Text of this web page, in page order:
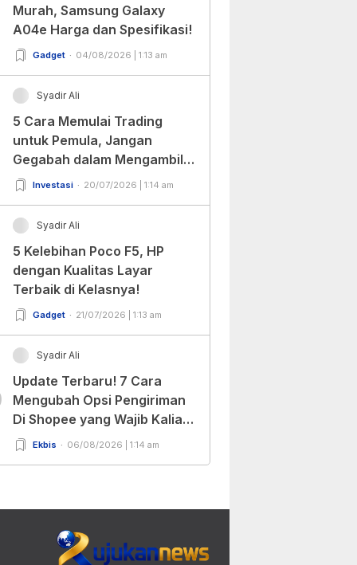
Murah, Samsung Galaxy
A04e Harga dan Spesifikasi!
Gadget 04/08/2026 | 1:13 am
Syadir Ali
5 Cara Memulai Trading
untuk Pemula, Jangan
Gegabah dalam Mengambil
Keputusan!
Investasi 20/07/2026 | 1:14 am
Syadir Ali
5 Kelebihan Poco F5, HP
dengan Kualitas Layar
Terbaik di Kelasnya!
Gadget 21/07/2026 | 1:13 am
Syadir Ali
Update Terbaru! 7 Cara
Mengubah Opsi Pengiriman
Di Shopee yang Wajib Kalian
Ketahui!
Ekbis 06/08/2026 | 1:14 am